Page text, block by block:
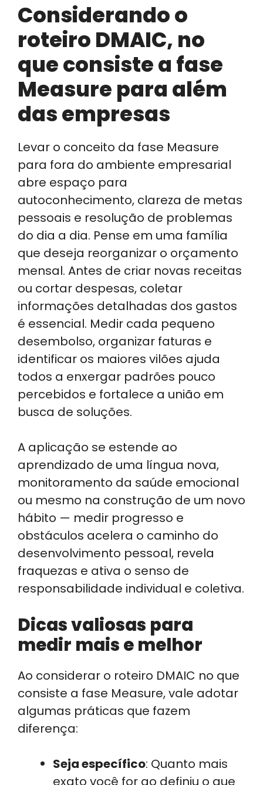
Considerando o
roteiro DMAIC, no
que consiste a fase
Measure para além
das empresas
Levar o conceito da fase Measure
para fora do ambiente empresarial
abre espaço para
autoconhecimento, clareza de metas
pessoais e resolução de problemas
do dia a dia. Pense em uma família
que deseja reorganizar o orçamento
mensal. Antes de criar novas receitas
ou cortar despesas, coletar
informações detalhadas dos gastos
é essencial. Medir cada pequeno
desembolso, organizar faturas e
identificar os maiores vilões ajuda
todos a enxergar padrões pouco
percebidos e fortalece a união em
busca de soluções.
A aplicação se estende ao
aprendizado de uma língua nova,
monitoramento da saúde emocional
ou mesmo na construção de um novo
hábito — medir progresso e
obstáculos acelera o caminho do
desenvolvimento pessoal, revela
fraquezas e ativa o senso de
responsabilidade individual e coletiva.
Dicas valiosas para
medir mais e melhor
Ao considerar o roteiro DMAIC no que
consiste a fase Measure, vale adotar
algumas práticas que fazem
diferença:
Seja específico: Quanto mais
exato você for ao definiu o que